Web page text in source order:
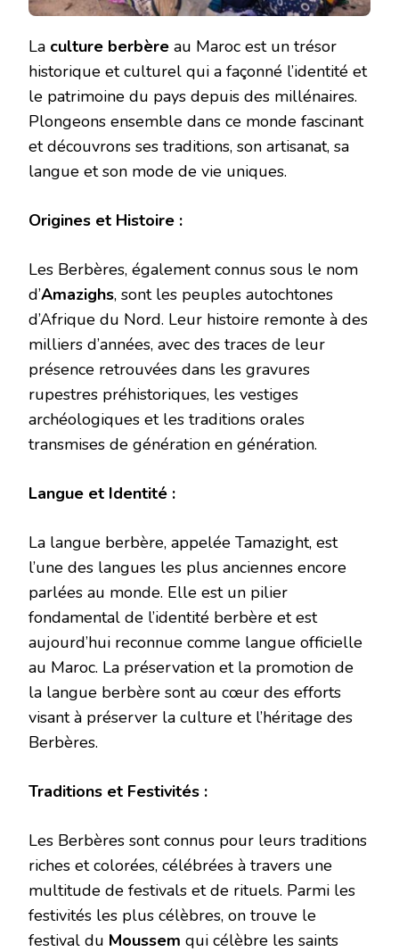
La culture berbère au Maroc est un trésor
historique et culturel qui a façonné l’identité et
le patrimoine du pays depuis des millénaires.
Plongeons ensemble dans ce monde fascinant
et découvrons ses traditions, son artisanat, sa
langue et son mode de vie uniques.
Origines et Histoire :
Les Berbères, également connus sous le nom
d’Amazighs, sont les peuples autochtones
d’Afrique du Nord. Leur histoire remonte à des
milliers d’années, avec des traces de leur
présence retrouvées dans les gravures
rupestres préhistoriques, les vestiges
archéologiques et les traditions orales
transmises de génération en génération.
Langue et Identité :
La langue berbère, appelée Tamazight, est
l’une des langues les plus anciennes encore
parlées au monde. Elle est un pilier
fondamental de l’identité berbère et est
aujourd’hui reconnue comme langue officielle
au Maroc. La préservation et la promotion de
la langue berbère sont au cœur des efforts
visant à préserver la culture et l’héritage des
Berbères.
Traditions et Festivités :
Les Berbères sont connus pour leurs traditions
riches et colorées, célébrées à travers une
multitude de festivals et de rituels. Parmi les
festivités les plus célèbres, on trouve le
festival du Moussem qui célèbre les saints